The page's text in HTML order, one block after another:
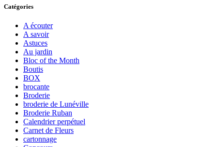
Catégories
A écouter
A savoir
Astuces
Au jardin
Bloc of the Month
Boutis
BOX
brocante
Broderie
broderie de Lunéville
Broderie Ruban
Calendrier perpétuel
Carnet de Fleurs
cartonnage